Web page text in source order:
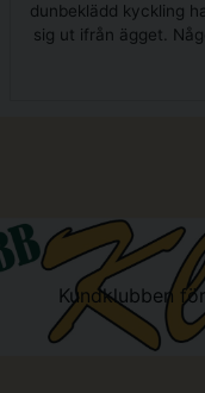
dunbeklädd kyckling
sig ut ifrån ägget.
Kundklubben